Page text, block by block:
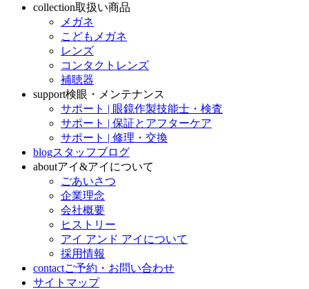
collection取扱い商品
メガネ
こどもメガネ
レンズ
コンタクトレンズ
補聴器
support検眼・メンテナンス
サポート | 眼鏡作製技能士・検査
サポート | 保証とアフターケア
サポート | 修理・交換
blogスタッフブログ
aboutアイ&アイについて
ごあいさつ
企業理念
会社概要
ヒストリー
アイ アンド アイについて
採用情報
contactご予約・お問い合わせ
サイトマップ